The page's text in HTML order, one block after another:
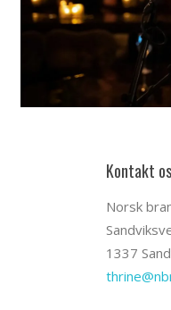
Kontakt
Norsk
1337